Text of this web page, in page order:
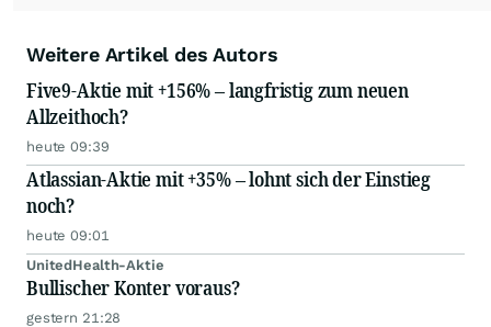
Weitere Artikel des Autors
Five9-Aktie mit +156% – langfristig zum neuen
Allzeithoch?
heute 09:39
Atlassian-Aktie mit +35% – lohnt sich der Einstieg
noch?
heute 09:01
UnitedHealth-Aktie
Bullischer Konter voraus?
gestern 21:28